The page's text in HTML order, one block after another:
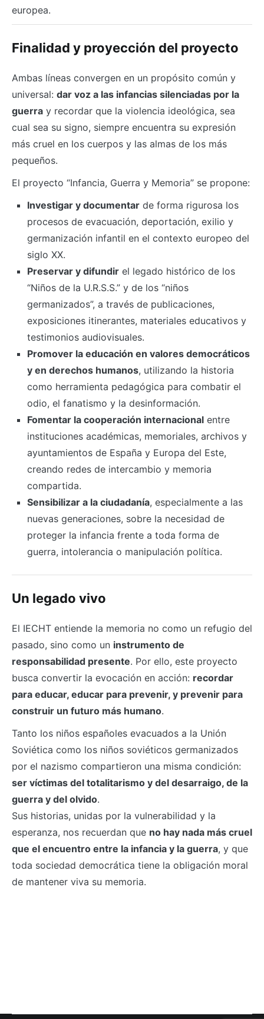
europea.
Finalidad y proyección del proyecto
Ambas líneas convergen en un propósito común y
universal: dar voz a las infancias silenciadas por la
guerra y recordar que la violencia ideológica, sea
cual sea su signo, siempre encuentra su expresión
más cruel en los cuerpos y las almas de los más
pequeños.
El proyecto “Infancia, Guerra y Memoria” se propone:
Investigar y documentarde forma rigurosa los
procesos de evacuación, deportación, exilio y
germanización infantil en el contexto europeo del
siglo XX.
Preservar y difundirel legado histórico de los
“Niños de la U.R.S.S.” y de los “niños
germanizados”, a través de publicaciones,
exposiciones itinerantes, materiales educativos y
testimonios audiovisuales.
Promover la educación en valores democráticos
y en derechos humanos, utilizando la historia
como herramienta pedagógica para combatir el
odio, el fanatismo y la desinformación.
Fomentar la cooperación internacionalentre
instituciones académicas, memoriales, archivos y
ayuntamientos de España y Europa del Este,
creando redes de intercambio y memoria
compartida.
Sensibilizar a la ciudadanía, especialmente a las
nuevas generaciones, sobre la necesidad de
proteger la infancia frente a toda forma de
guerra, intolerancia o manipulación política.
Un legado vivo
El IECHT entiende la memoria no como un refugio del
pasado, sino como un instrumento de
responsabilidad presente. Por ello, este proyecto
busca convertir la evocación en acción: recordar
para educar, educar para prevenir, y prevenir para
construir un futuro más humano.
Tanto los niños españoles evacuados a la Unión
Soviética como los niños soviéticos germanizados
por el nazismo compartieron una misma condición:
ser víctimas del totalitarismo y del desarraigo, de la
guerra y del olvido.
Sus historias, unidas por la vulnerabilidad y la
esperanza, nos recuerdan que no hay nada más cruel
que el encuentro entre la infancia y la guerra, y que
toda sociedad democrática tiene la obligación moral
de mantener viva su memoria.